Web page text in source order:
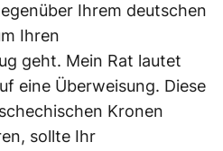
Ihrem deutschen
Ihren
geht. Mein Rat lautet
eine Überweisung. Diese
Kronen
sollte Ihr